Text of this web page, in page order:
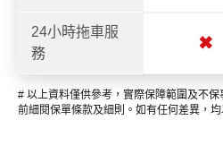
24小時拖車服
務
✖
# 以上資料僅供參考，實際保障範圍及不
前細閱保單條款及細則。如有任何差異，